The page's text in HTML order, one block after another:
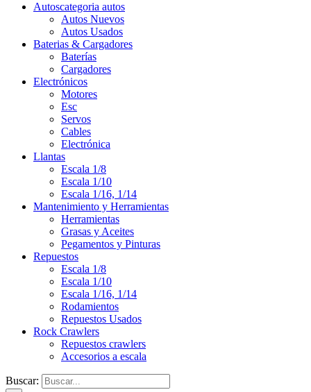
Autoscategoria autos
Autos Nuevos
Autos Usados
Baterias & Cargadores
Baterías
Cargadores
Electrónicos
Motores
Esc
Servos
Cables
Electrónica
Llantas
Escala 1/8
Escala 1/10
Escala 1/16, 1/14
Mantenimiento y Herramientas
Herramientas
Grasas y Aceites
Pegamentos y Pinturas
Repuestos
Escala 1/8
Escala 1/10
Escala 1/16, 1/14
Rodamientos
Repuestos Usados
Rock Crawlers
Repuestos crawlers
Accesorios a escala
Buscar: